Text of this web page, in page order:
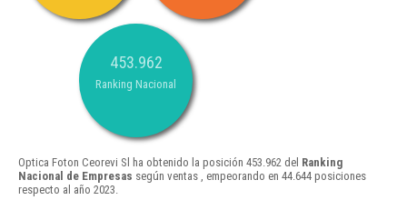
453.962
Ranking Nacional
Optica Foton Ceorevi Sl ha obtenido la posición 453.962 del Ranking
Nacional de Empresas según ventas , empeorando en 44.644 posiciones
respecto al año 2023.